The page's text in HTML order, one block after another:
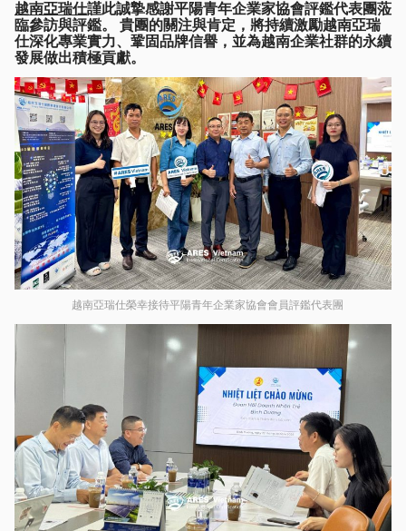
越南亞瑞仕謹此誠摯感謝平陽青年企業家協會評鑑代表團蒞
臨參訪與評鑑。 貴團的關注與肯定，將持續激勵越南亞瑞
仕深化專業實力、鞏固品牌信譽，並為越南企業社群的永續
發展做出積極貢獻。
越南亞瑞仕榮幸接待平陽青年企業家協會會員評鑑代表團